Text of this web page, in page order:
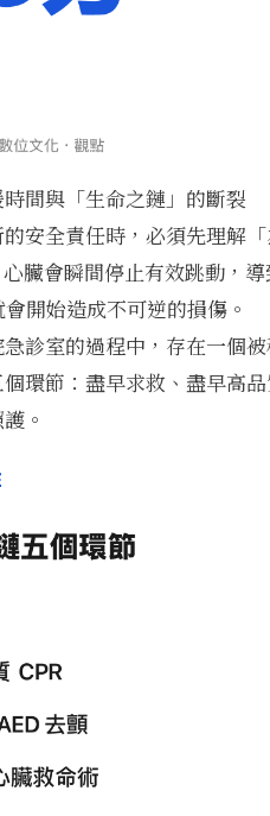
間與「生命之鏈」的斷裂
安全責任時，必須先理解
臟會瞬間停止有效跳動，
開始造成不可逆的損傷。
診室的過程中，存在一個
環節：盡早求救、盡早高
。